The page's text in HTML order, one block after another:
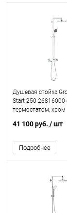
Душевая стойка
Start 250 26816000
термостатом, хром
41 100 руб. / шт
Подробнее